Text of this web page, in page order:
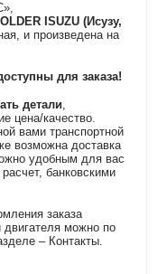
ISUZU (Исузу,
и произведена на
для заказа!
детали,
цена/качество.
вами транспортной
возможна доставка
удобным для вас
банковскими
заказа
можно по
– Контакты.